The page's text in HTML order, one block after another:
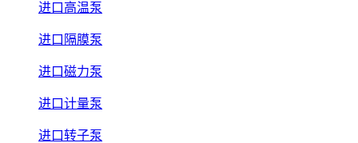
进口高温泵
进口隔膜泵
进口磁力泵
进口计量泵
进口转子泵